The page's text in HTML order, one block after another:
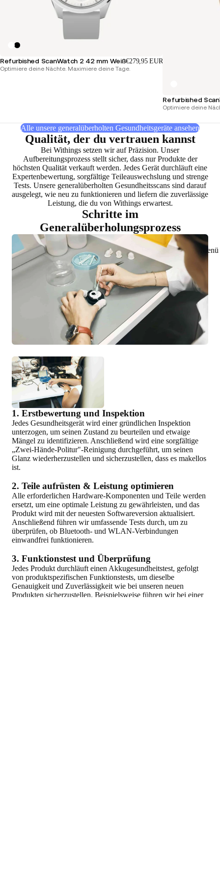
Refurbished ScanWatch 2 42 mm Weiß€279,95 EUR
Optimiere deine Nächte. Maximiere deine Tage.
Refurbished
Optimiere deine
Alle unsere generalüberholten Gesundheitsgeräte ansehen
Qualität, der du vertrauen kannst
Bei Withings setzen wir auf Präzision. Unser
Aufbereitungsprozess stellt sicher, dass nur Produkte der
höchsten Qualität verkauft werden. Jedes Gerät durchläuft eine
Expertenbewertung, sorgfältige Teileauswechslung und strenge
Tests. Unsere generalüberholten Gesundheitsscans sind darauf
ausgelegt, wie neu zu funktionieren und liefern die zuverlässige
Leistung, die du von Withings erwartest.
Schritte im
Generalüberholungsprozess
1. Erstbewertung und Inspektion
Jedes Gesundheitsgerät wird einer gründlichen Inspektion
unterzogen, um seinen Zustand zu beurteilen und etwaige
Mängel zu identifizieren. Anschließend wird eine sorgfältige
„Zwei-Hände-Politur"-Reinigung durchgeführt, um seinen
Glanz wiederherzustellen und sicherzustellen, dass es makellos
ist.
2. Teile aufrüsten & Leistung optimieren
Alle erforderlichen Hardware-Komponenten und Teile werden
ersetzt, um eine optimale Leistung zu gewährleisten, und das
Produkt wird mit der neuesten Softwareversion aktualisiert.
Anschließend führen wir umfassende Tests durch, um zu
überprüfen, ob Bluetooth- und WLAN-Verbindungen
einwandfrei funktionieren.
3. Funktionstest und Überprüfung
Jedes Produkt durchläuft einen Akkugesundheitstest, gefolgt
von produktspezifischen Funktionstests, um dieselbe
Genauigkeit und Zuverlässigkeit wie bei unseren neuen
Produkten sicherzustellen. Beispielsweise führen wir bei einer